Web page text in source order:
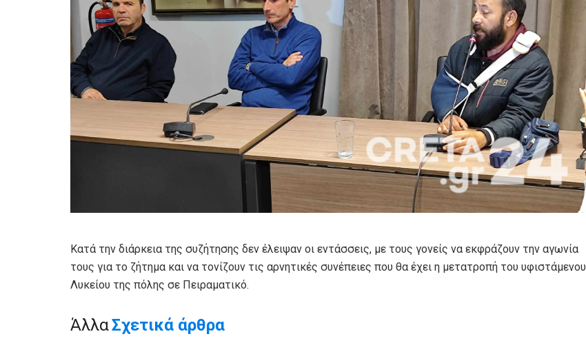
Κατά την διάρκεια της συζήτησης δεν έλειψαν οι εντάσσεις, με τους γονείς να εκφράζουν την αγωνία
τους για το ζήτημα και να τονίζουν τις αρνητικές συνέπειες που θα έχει η μετατροπή του υφιστάμενου
Λυκείου της πόλης σε Πειραματικό.
ΆλλαΣχετικά άρθρα